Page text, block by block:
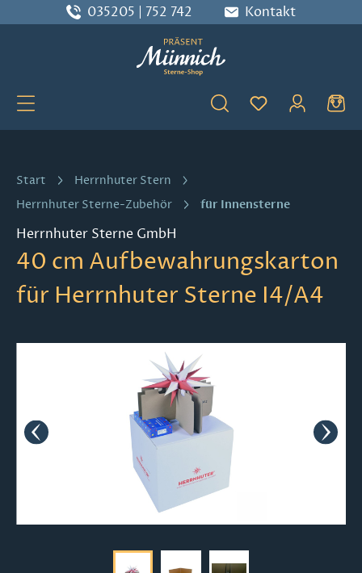
Zum Hauptinhalt springen
035205 | 752 742 Kontakt
Du hast 0
Start
Herrnhuter Stern
Herrnhuter Sterne-Zubehör
für Innensterne
Herrnhuter Sterne GmbH
40 cm Aufbewahrungskarton
für Herrnhuter Sterne I4/A4
Bildergalerie überspringen